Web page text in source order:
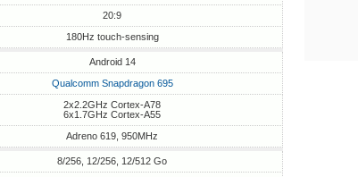
20:9
180Hz touch-sensing
Android 14
Qualcomm Snapdragon 695
2x2.2GHz Cortex-A78
6x1.7GHz Cortex-A55
Adreno 619, 950MHz
8/256, 12/256, 12/512 Go